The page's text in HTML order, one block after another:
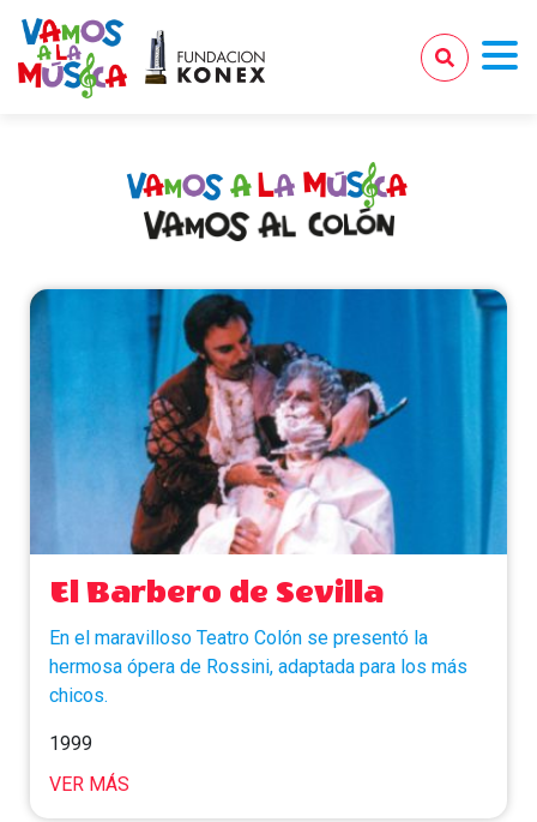
El Barbero de Sevilla
En el maravilloso Teatro Colón se presentó la
hermosa ópera de Rossini, adaptada para los más
chicos.
1999
VER MÁS